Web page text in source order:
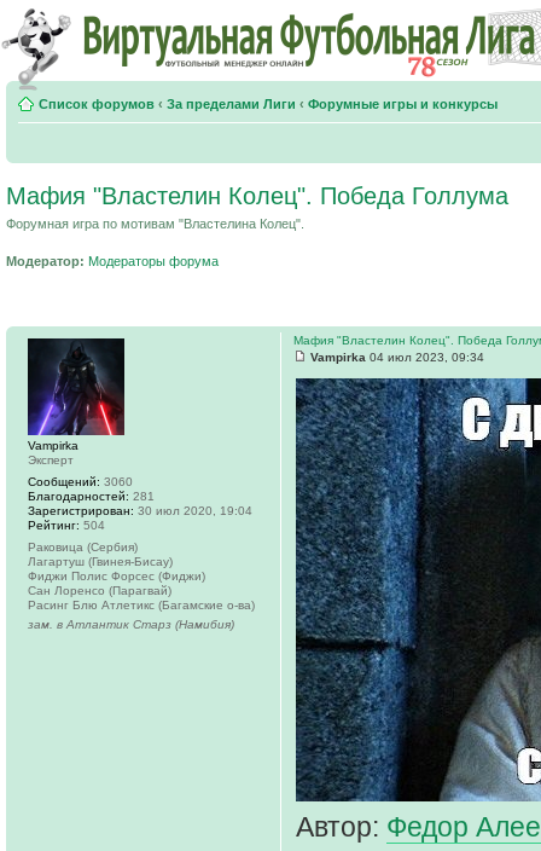
Список форумов ‹ За пределами Лиги ‹ Форумные игры и конкурсы
Мафия "Властелин Колец". Победа Голлума
Форумная игра по мотивам "Властелина Колец".
Модератор: Модераторы форума
Мафия "Властелин Колец". Победа
Vampirka 04 июл 2023, 09:34
Автор: Федор
Vampirka
Эксперт
Сообщений: 3060
Благодарностей: 281
Зарегистрирован: 30 июл 2020, 19:04
Рейтинг: 504
Раковица (Сербия)
Лагартуш (Гвинея-Бисау)
Фиджи Полис Форсес (Фиджи)
Сан Лоренсо (Парагвай)
Расинг Блю Атлетикс (Багамские о-ва)
зам. в Атлантик Старз (Намибия)